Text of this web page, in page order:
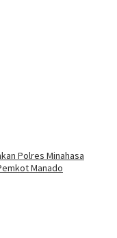
Polres Minahasa
Manado